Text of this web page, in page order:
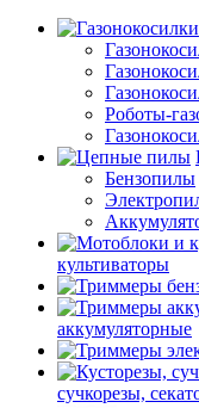
Роботы-
Бензопилы
культиваторы
аккумуляторные
сучкорезы,